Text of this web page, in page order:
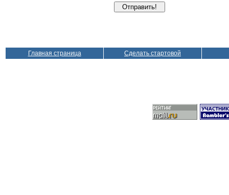
Главная страница Сделать стартовой